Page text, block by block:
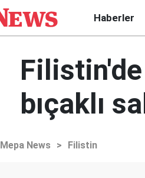
Haberler
bıçaklı
Mepa News > Filistin